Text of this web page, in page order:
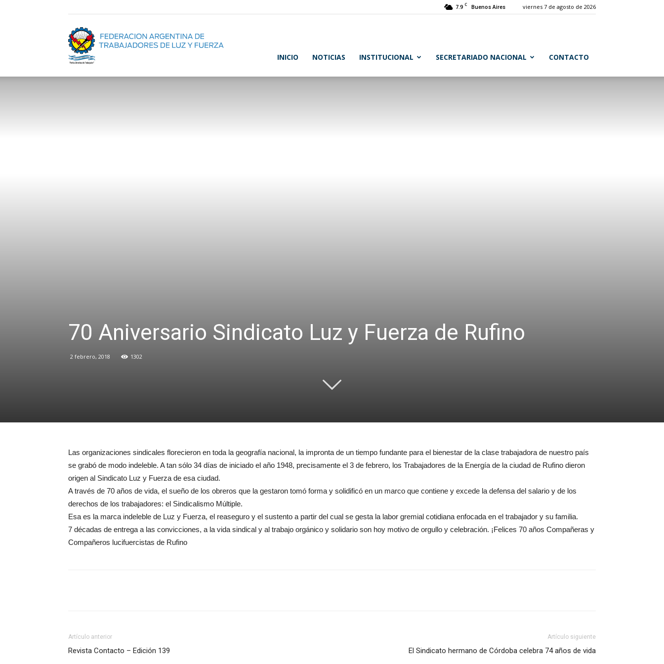
7.9 C Buenos Aires viernes 7 de agosto de 2026
INICIO
NOTICIAS INSTITUCIONAL SECRETARIADO NACIONAL CONTACTO
70 Aniversario Sindicato Luz y Fuerza de Rufino
2 febrero, 2018 1302
Las organizaciones sindicales florecieron en toda la geografía nacional, la impronta de un tiempo fundante para el bienestar de la clase trabajadora de nuestro país
se grabó de modo indeleble. A tan sólo 34 días de iniciado el año 1948, precisamente el 3 de febrero, los Trabajadores de la Energía de la ciudad de Rufino dieron
origen al Sindicato Luz y Fuerza de esa ciudad.
A través de 70 años de vida, el sueño de los obreros que la gestaron tomó forma y solidificó en un marco que contiene y excede la defensa del salario y de los
derechos de los trabajadores: el Sindicalismo Múltiple.
Esa es la marca indeleble de Luz y Fuerza, el reaseguro y el sustento a partir del cual se gesta la labor gremial cotidiana enfocada en el trabajador y su familia.
7 décadas de entrega a las convicciones, a la vida sindical y al trabajo orgánico y solidario son hoy motivo de orgullo y celebración. ¡Felices 70 años Compañeras y
Compañeros lucifuercistas de Rufino
Artículo anterior
Revista Contacto – Edición 139
Artículo siguiente
El Sindicato hermano de Córdoba celebra 74 años de vida